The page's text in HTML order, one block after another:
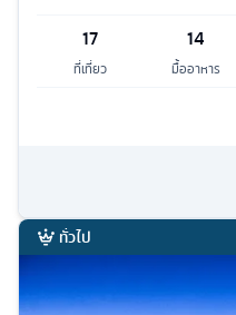
17
ที่เที่ยว
14
มื้ออาหาร
ทั่วไป